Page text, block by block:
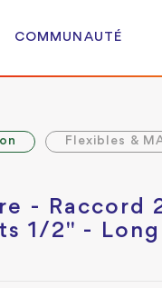
COMMUNAUTÉ
Flexibles &
- Raccord
1/2" -